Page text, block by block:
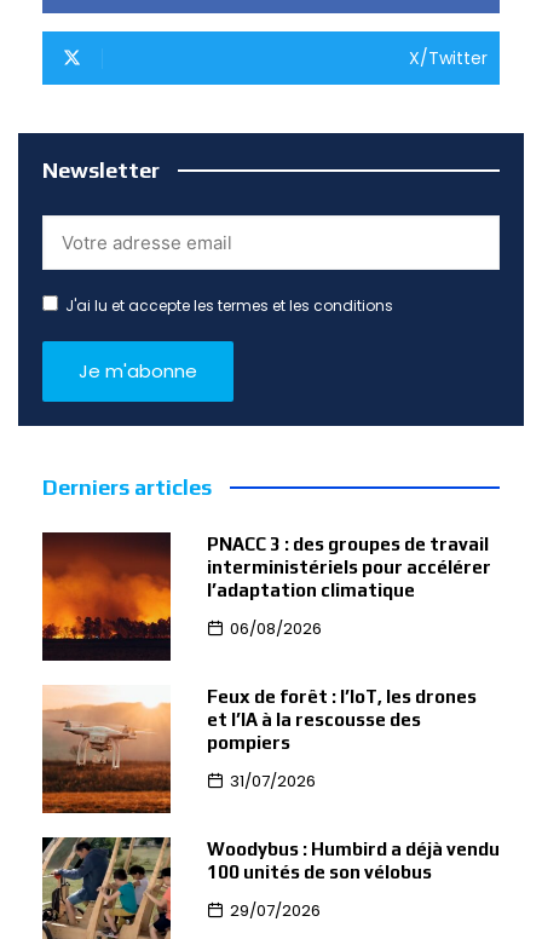
X/Twitter
Newsletter
J'ai lu et accepte les termes et les conditions
Derniers articles
PNACC 3 : des groupes de travail
interministériels pour accélérer
l’adaptation climatique
06/08/2026
Feux de forêt : l’IoT, les drones
et l’IA à la rescousse des
pompiers
31/07/2026
Woodybus : Humbird a déjà vendu
100 unités de son vélobus
29/07/2026